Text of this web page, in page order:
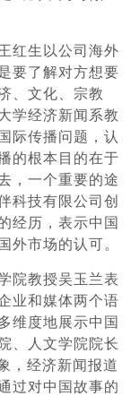
生以公司海外
要了解对方想要
、文化、宗教
学经济新闻系教
际传播问题，认
的根本目的在于
，一个重要的途
科技有限公司创
经历，表示中国
外市场的认可。
教授吴玉兰表
业和媒体两个语
维度地展示中国
、人文学院院长
，经济新闻报道
过对中国故事的